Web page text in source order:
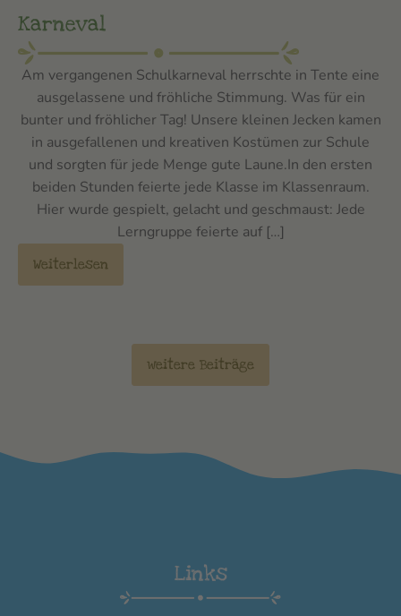
Karneval
Am vergangenen Schulkarneval herrschte in Tente eine
ausgelassene und fröhliche Stimmung. Was für ein
bunter und fröhlicher Tag! Unsere kleinen Jecken kamen
in ausgefallenen und kreativen Kostümen zur Schule
und sorgten für jede Menge gute Laune.In den ersten
beiden Stunden feierte jede Klasse im Klassenraum.
Hier wurde gespielt, gelacht und geschmaust: Jede
Lerngruppe feierte auf […]
Weiterlesen
weitere Beiträge
Links